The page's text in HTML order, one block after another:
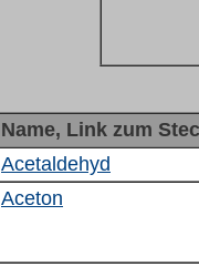
Name, Link zum
Acetaldehyd
Aceton